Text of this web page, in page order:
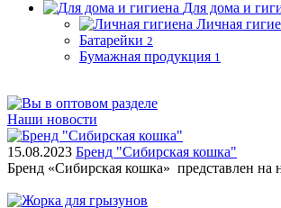
Для дома и
Личная
Батарейки 2
Бумажная продукция 1
Наши новости
15.08.2023 Бренд "Сибирская кошка"
Бренд «Сибирская кошка» представлен на